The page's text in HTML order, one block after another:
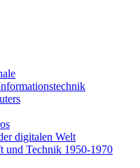
digitalen Welt
und Technik 1950-1970